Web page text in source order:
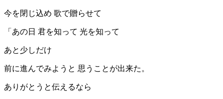
今を閉じ込め 歌で贈らせて
「あの日 君を知って 光を知って
あと少しだけ
前に進んでみようと 思うことが出来た。
ありがとうと伝えるなら